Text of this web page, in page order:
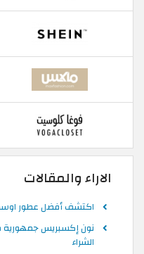
الاراء والمقالات
اكتشف أفضل عطور اوسما 2026 للجنسين في
نون إكسبريس جمهورية
الشراء